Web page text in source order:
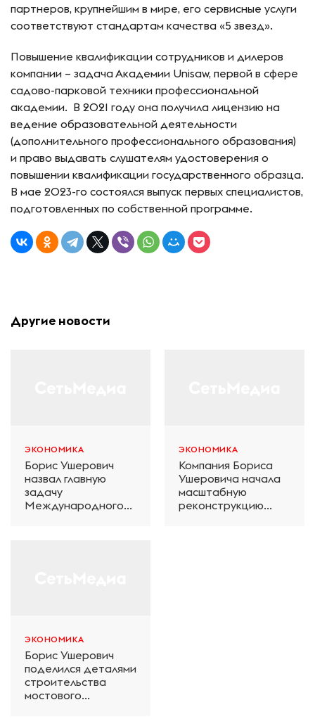
партнеров, крупнейшим в мире, его сервисные услуги
соответствуют стандартам качества «5 звезд».
Повышение квалификации сотрудников и дилеров
компании – задача Академии Unisaw, первой в сфере
садово-парковой техники профессиональной
академии. В 2021 году она получила лицензию на
ведение образовательной деятельности
(дополнительного профессионального образования)
и право выдавать слушателям удостоверения о
повышении квалификации государственного образца.
В мае 2023-го состоялся выпуск первых специалистов,
подготовленных по собственной программе.
Другие новости
ЭКОНОМИКА
Борис Ушерович
назвал главную
задачу
Международного
ЭКОНОМИКА
Компания Бориса
Ушеровича начала
масштабную
реконструкцию
ЭКОНОМИКА
Борис Ушерович
поделился деталями
строительства
мостового